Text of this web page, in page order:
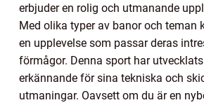
erbjuder en rolig och utmanande
Med olika typer av banor och teman
en upplevelse som passar deras
förmågor. Denna sport har
erkännande för sina tekniska och
utmaningar. Oavsett om du är en